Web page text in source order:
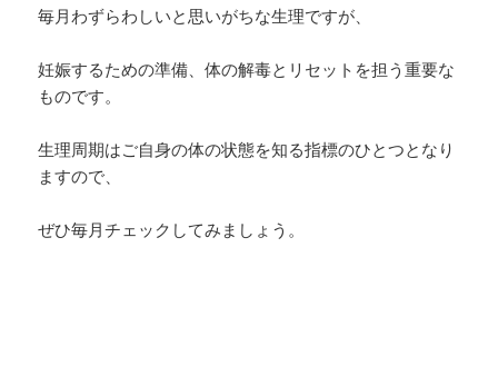
毎月わずらわしいと思いがちな生理ですが、
妊娠するための準備、体の解毒とリセットを担う重要な
ものです。
生理周期はご自身の体の状態を知る指標のひとつとなり
ますので、
ぜひ毎月チェックしてみましょう。